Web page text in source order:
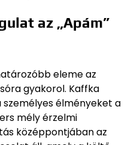
az „Apám”
eleme az
gyakorol. Kaffka
élményeket a
mély érzelmi
középpontjában az